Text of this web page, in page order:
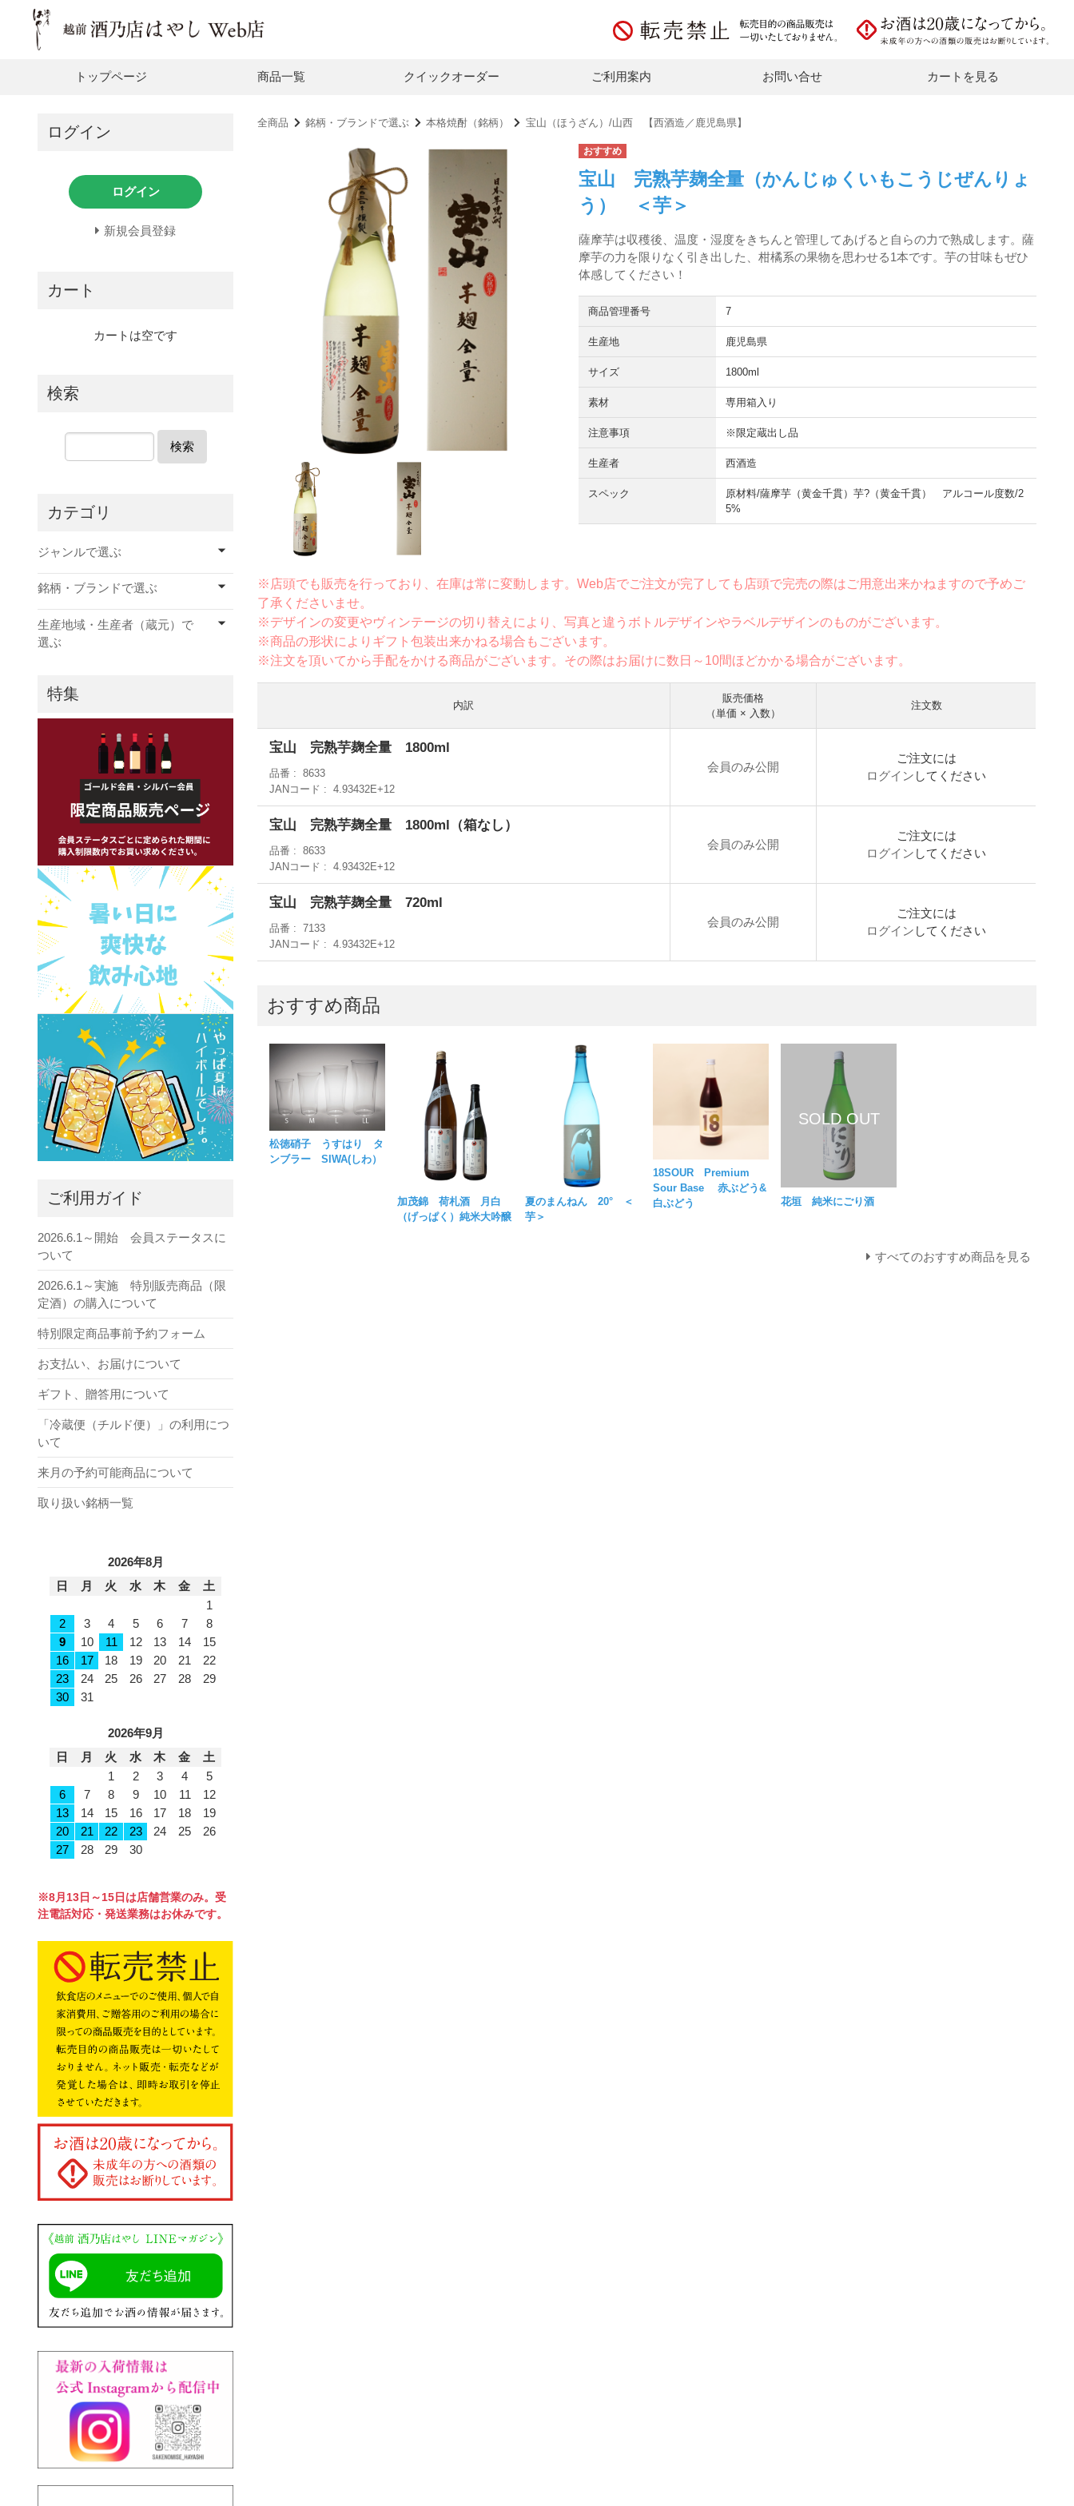
トップページ 商品一覧 クイックオーダー ご利用案内 お問い合せ カートを見る
全商品 銘柄・ブランドで選ぶ 本格焼酎（銘柄） 宝山（ほうざん）/山西 【西酒造／鹿児島県】
宝山 完熟芋麹全量（かんじゅくいもこうじぜんりょ
う） ＜芋＞
薩摩芋は収穫後、温度・湿度をきちんと管理してあげると自らの力で熟成します。薩
摩芋の力を限りなく引き出した、柑橘系の果物を思わせる1本です。芋の甘味もぜひ
体感してください！
商品管理番号 7
生産地 鹿児島県
サイズ 1800ml
素材 専用箱入り
注意事項 ※限定蔵出し品
生産者 西酒造
スペック
原材料/薩摩芋（黄金千貫）芋?（黄金千貫） アルコール度数/2
5%
※店頭でも販売を行っており、在庫は常に変動します。Web店でご注文が完了しても店頭で完売の際はご用意出来かねますので予めご
了承くださいませ。
※デザインの変更やヴィンテージの切り替えにより、写真と違うボトルデザインやラベルデザインのものがございます。
※商品の形状によりギフト包装出来かねる場合もございます。
※注文を頂いてから手配をかける商品がございます。その際はお届けに数日～10間ほどかかる場合がございます。
内訳
販売価格
（単価 × 入数）
注文数
宝山 完熟芋麹全量 1800ml
品番
8633
JANコード
4.93432E+12
会員のみ公開
ご注文には
ログイン してください
宝山 完熟芋麹全量 1800ml（箱なし）
品番
8633
JANコード
4.93432E+12
会員のみ公開
ご注文には
ログイン してください
宝山 完熟芋麹全量 720ml
品番
7133
JANコード
4.93432E+12
会員のみ公開
ご注文には
ログイン してください
おすすめ商品
松徳硝子 うすはり タ
ンブラー SIWA(しわ）
加茂錦 荷札酒 月白
（げっぱく）純米大吟醸
夏のまんねん 20° ＜
芋＞
18SOUR Premium
Sour Base 赤ぶどう&
白ぶどう
花垣 純米にごり酒
すべてのおすすめ商品を見る
ログイン
ログイン
新規会員登録
カート
カートは空です
検索
検索
カテゴリ
ジャンルで選ぶ
銘柄・ブランドで選ぶ
生産地域・生産者（蔵元）で
選ぶ
特集
ご利用ガイド
2026.6.1～開始 会員ステータスに
ついて
2026.6.1～実施 特別販売商品（限
定酒）の購入について
特別限定商品事前予約フォーム
お支払い、お届けについて
ギフト、贈答用について
「冷蔵便（チルド便）」の利用につ
いて
来月の予約可能商品について
取り扱い銘柄一覧
2026年8月
日
月 火 水 木 金
土
1
2
3 4 5 6 7
8
9
10 11 12 13 14
15
16
17 18 19 20 21
22
23
24 25 26 27 28
29
30
31
2026年9月
日
月 火 水 木 金
土
1
2 3 4
5
6
7 8 9 10 11
12
13
14 15 16 17 18
19
20
21 22 23 24 25
26
27
28 29 30
※8月13日～15日は店舗営業のみ。受
注電話対応・発送業務はお休みです。